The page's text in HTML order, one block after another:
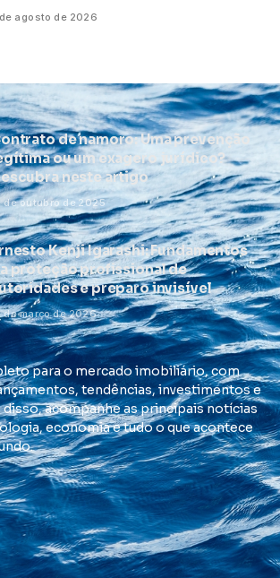
agosto de 2026
de namoro: Uma prevenção
ou um exagero jurídico?
neste artigo
de outubro de 2025
Kenji Igarashi: Fundamentos
proteção profissional de
e preparo invisível
de março de 2026
para o mercado imobiliário, com
tendências, investimentos e
disso, acompanhe as principais notícias
economia e tudo o que acontece